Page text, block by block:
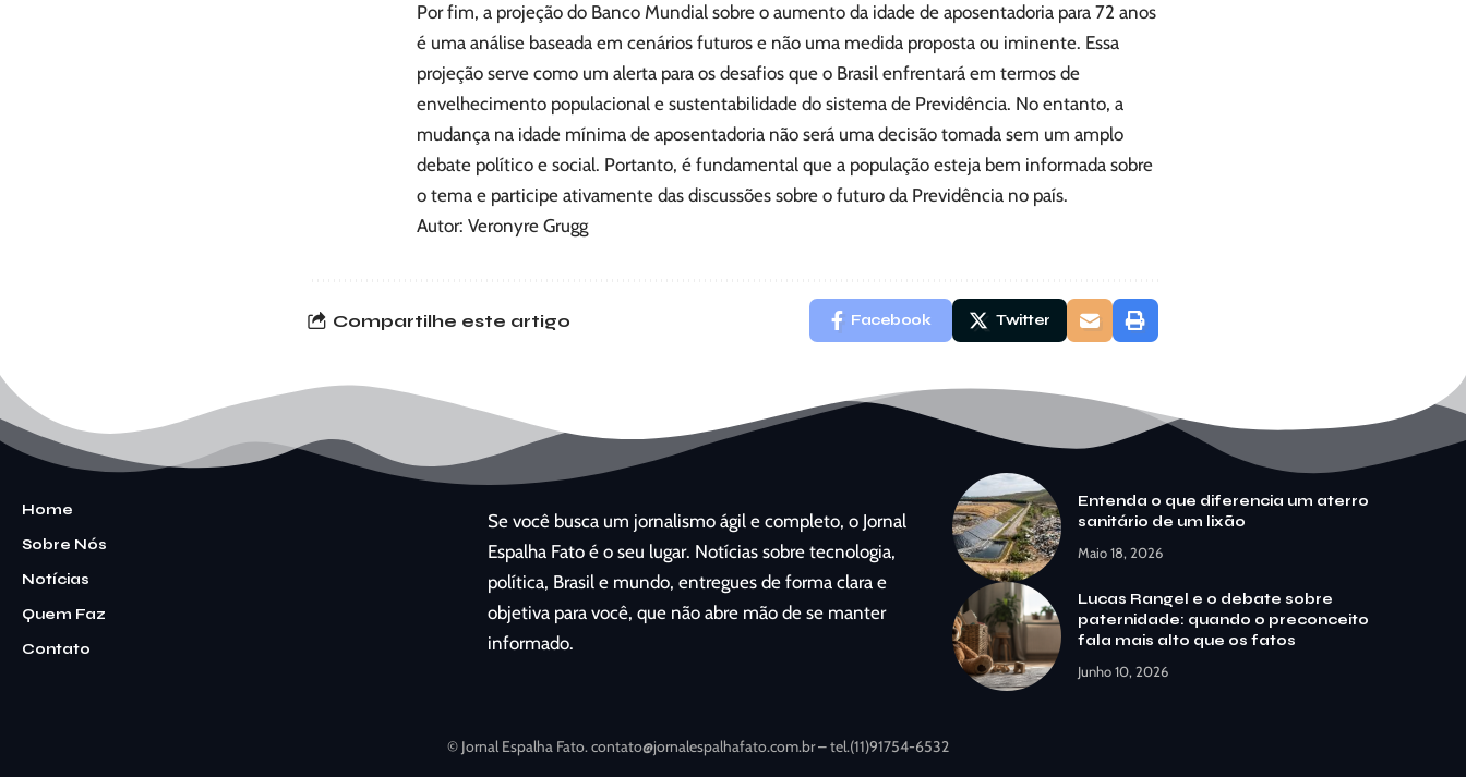
Por fim, a projeção do Banco Mundial sobre o aumento da idade de aposentadoria para 72 anos
é uma análise baseada em cenários futuros e não uma medida proposta ou iminente. Essa
projeção serve como um alerta para os desafios que o Brasil enfrentará em termos de
envelhecimento populacional e sustentabilidade do sistema de Previdência. No entanto, a
mudança na idade mínima de aposentadoria não será uma decisão tomada sem um amplo
debate político e social. Portanto, é fundamental que a população esteja bem informada sobre
o tema e participe ativamente das discussões sobre o futuro da Previdência no país.
Autor: Veronyre Grugg
Compartilhe este artigo Facebook Twitter
Home
Sobre Nós
Notícias
Quem Faz
Contato
Se você busca um jornalismo ágil e completo, o Jornal
Espalha Fato é o seu lugar. Notícias sobre tecnologia,
política, Brasil e mundo, entregues de forma clara e
objetiva para você, que não abre mão de se manter
informado.
Entenda o que diferencia um aterro
sanitário de um lixão
Maio 18, 2026
Lucas Rangel e o debate sobre
paternidade: quando o preconceito
fala mais alto que os fatos
Junho 10, 2026
© Jornal Espalha Fato.contato@jornalespalhafato.com.br– tel.(11)91754-6532